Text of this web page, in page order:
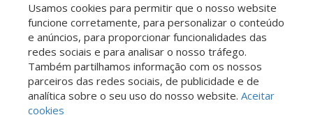
Descomplicado por:
Usamos cookies para permitir que o nosso website
funcione corretamente, para personalizar o conteúdo
e anúncios, para proporcionar funcionalidades das
redes sociais e para analisar o nosso tráfego.
Também partilhamos informação com os nossos
parceiros das redes sociais, de publicidade e de
analítica sobre o seu uso do nosso website. Aceitar
cookies